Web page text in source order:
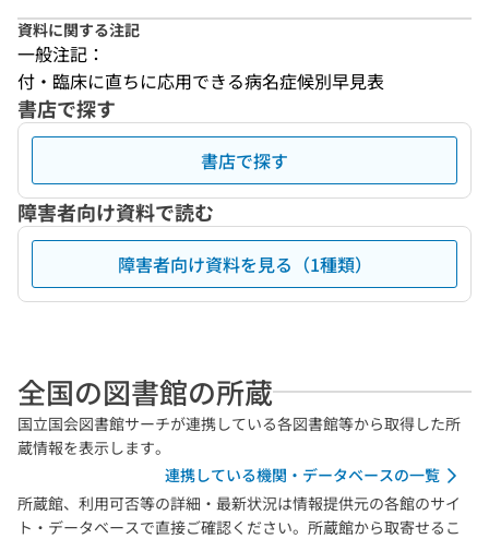
資料に関する注記
一般注記：
付・臨床に直ちに応用できる病名症候別早見表
書店で探す
書店で探す
障害者向け資料で読む
障害者向け資料を見る（1種類）
全国の図書館の所蔵
国立国会図書館サーチが連携している各図書館等から取得した所
蔵情報を表示します。
連携している機関・データベースの一覧
所蔵館、利用可否等の詳細・最新状況は情報提供元の各館のサイ
ト・データベースで直接ご確認ください。所蔵館から取寄せるこ